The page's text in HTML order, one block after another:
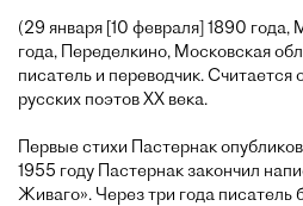
(29 января [10 февраля] 1890
года, Переделкино, Московская
писатель и переводчик.
русских поэтов XX века.
Первые стихи Пастернак
1955 году Пастернак закончил
Живаго». Через три года писатель